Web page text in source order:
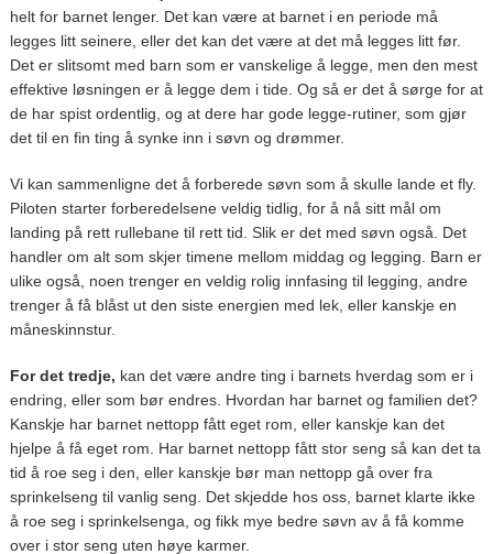
helt for barnet lenger. Det kan være at barnet i en periode må
legges litt seinere, eller det kan det være at det må legges litt før.
Det er slitsomt med barn som er vanskelige å legge, men den mest
effektive løsningen er å legge dem i tide. Og så er det å sørge for at
de har spist ordentlig, og at dere har gode legge-rutiner, som gjør
det til en fin ting å synke inn i søvn og drømmer.
Vi kan sammenligne det å forberede søvn som å skulle lande et fly.
Piloten starter forberedelsene veldig tidlig, for å nå sitt mål om
landing på rett rullebane til rett tid. Slik er det med søvn også. Det
handler om alt som skjer timene mellom middag og legging. Barn er
ulike også, noen trenger en veldig rolig innfasing til legging, andre
trenger å få blåst ut den siste energien med lek, eller kanskje en
måneskinnstur.
For det tredje, kan det være andre ting i barnets hverdag som er i
endring, eller som bør endres. Hvordan har barnet og familien det?
Kanskje har barnet nettopp fått eget rom, eller kanskje kan det
hjelpe å få eget rom. Har barnet nettopp fått stor seng så kan det ta
tid å roe seg i den, eller kanskje bør man nettopp gå over fra
sprinkelseng til vanlig seng. Det skjedde hos oss, barnet klarte ikke
å roe seg i sprinkelsenga, og fikk mye bedre søvn av å få komme
over i stor seng uten høye karmer.